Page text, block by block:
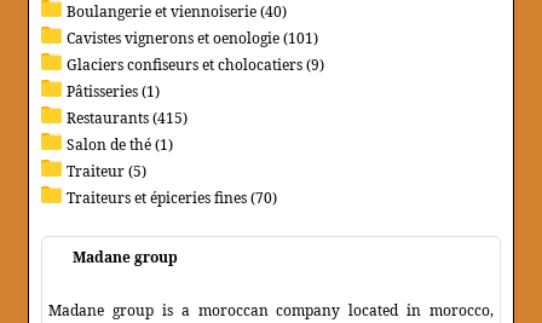
Boulangerie et viennoiserie (40)
Cavistes vignerons et oenologie (101)
Glaciers confiseurs et cholocatiers (9)
Pâtisseries (1)
Restaurants (415)
Salon de thé (1)
Traiteur (5)
Traiteurs et épiceries fines (70)
Madane group
Madane group is a moroccan company located in morocco,